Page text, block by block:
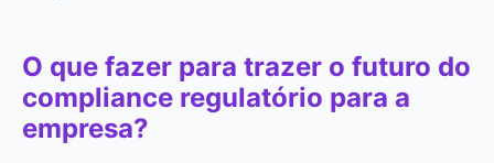
O que fazer para trazer o futuro do
compliance regulatório para a
empresa?